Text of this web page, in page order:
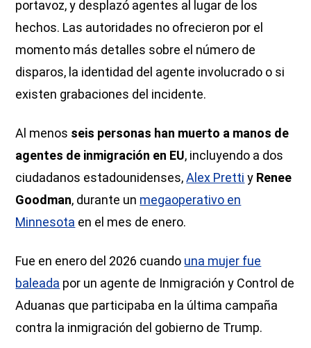
portavoz, y desplazó agentes al lugar de los
hechos. Las autoridades no ofrecieron por el
momento más detalles sobre el número de
disparos, la identidad del agente involucrado o si
existen grabaciones del incidente.
Al menos seis personas han muerto a manos de
agentes de inmigración en EU, incluyendo a dos
ciudadanos estadounidenses,Alex Pretti y Renee
Goodman, durante un megaoperativo en
Minnesota en el mes de enero.
Fue en enero del 2026 cuando una mujer fue
baleada por un agente de Inmigración y Control de
Aduanas que participaba en la última campaña
contra la inmigración del gobierno de Trump.